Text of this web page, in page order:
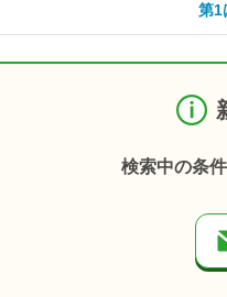
第1
検索中の条